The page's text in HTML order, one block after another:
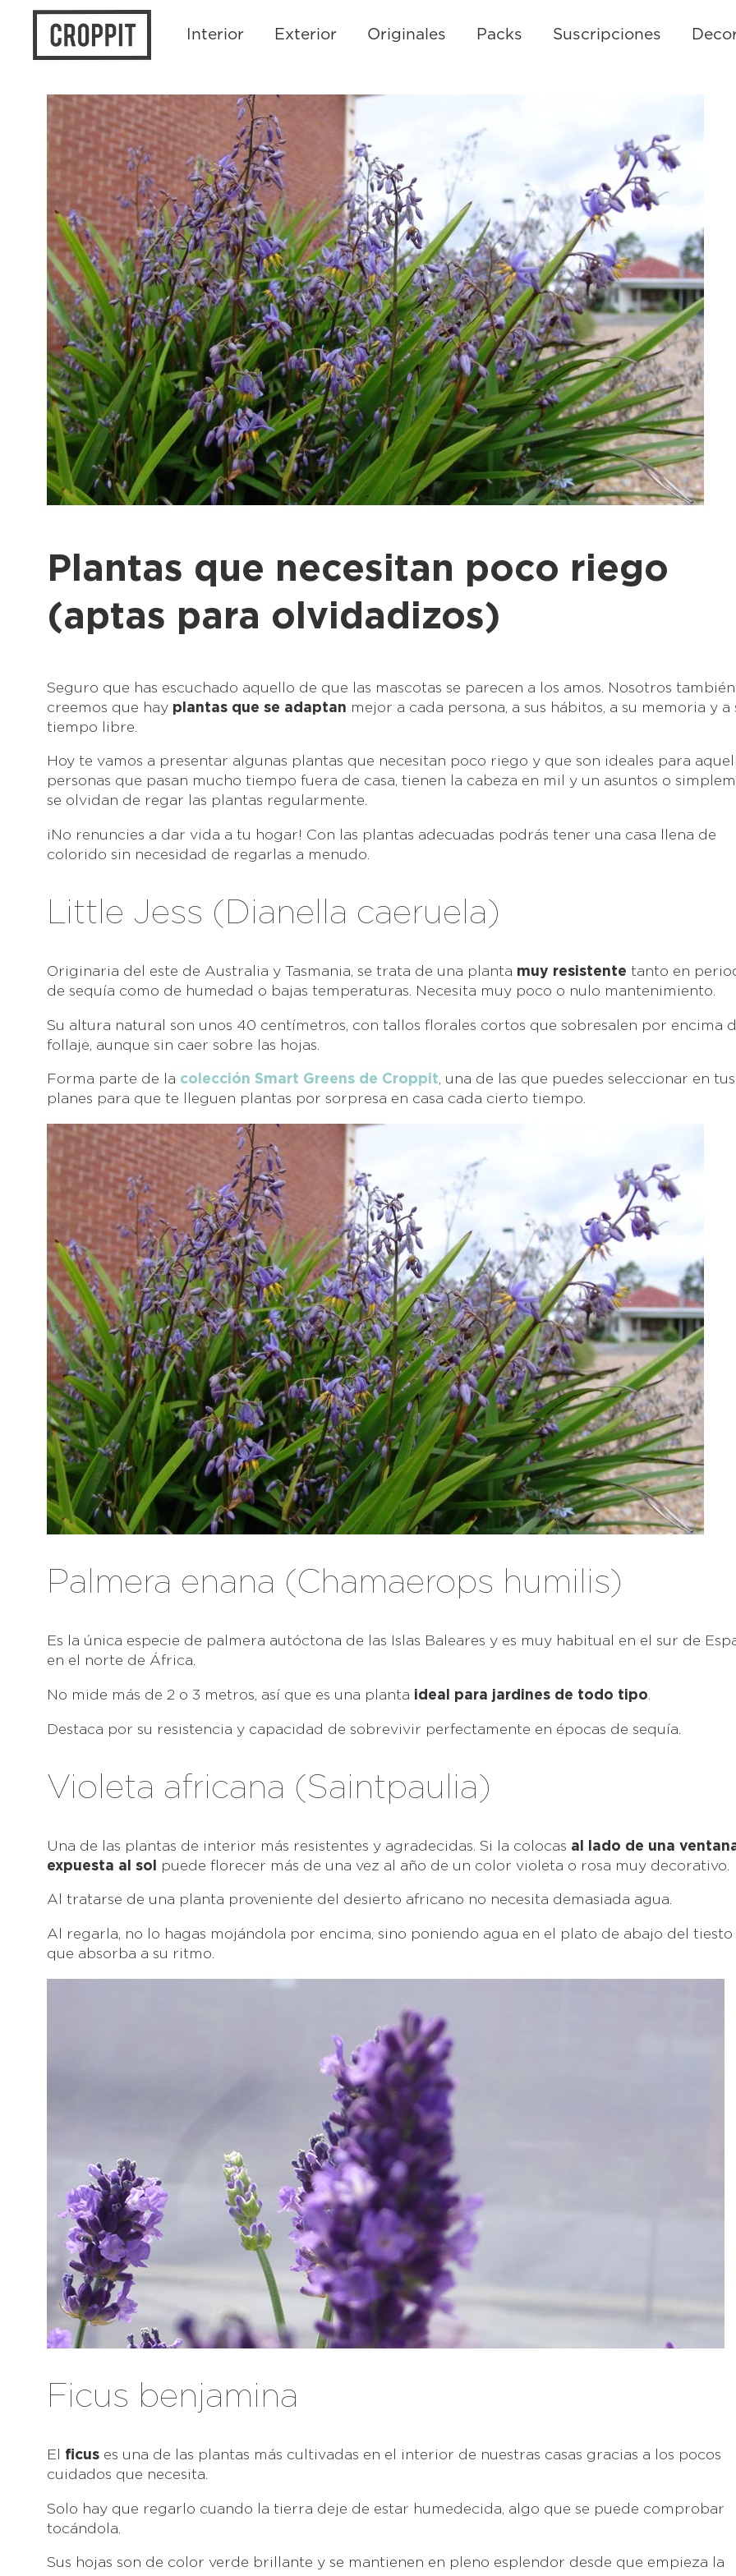
Interior Exterior Originales Packs Suscripciones
Plantas que necesitan poco riego
(aptas para olvidadizos)
Seguro que has escuchado aquello de que las mascotas se parecen a los amos. Nosotros también
creemos que hay plantas que se adaptan mejor a cada persona, a sus hábitos, a su memoria y a
tiempo libre.
Hoy te vamos a presentar algunas plantas que necesitan poco riego y que son ideales para
personas que pasan mucho tiempo fuera de casa, tienen la cabeza en mil y un asuntos o
se olvidan de regar las plantas regularmente.
¡No renuncies a dar vida a tu hogar! Con las plantas adecuadas podrás tener una casa llena de
colorido sin necesidad de regarlas a menudo.
Little Jess (Dianella caeruela)
Originaria del este de Australia y Tasmania, se trata de una planta muy resistente tanto en
de sequía como de humedad o bajas temperaturas. Necesita muy poco o nulo mantenimiento.
Su altura natural son unos 40 centímetros, con tallos florales cortos que sobresalen por encima
follaje, aunque sin caer sobre las hojas.
Forma parte de la colección Smart Greens de Croppit, una de las que puedes seleccionar en tus
planes para que te lleguen plantas por sorpresa en casa cada cierto tiempo.
Palmera enana (Chamaerops humilis)
Es la única especie de palmera autóctona de las Islas Baleares y es muy habitual en el sur de
en el norte de África.
No mide más de 2 o 3 metros, así que es una planta ideal para jardines de todo tipo.
Destaca por su resistencia y capacidad de sobrevivir perfectamente en épocas de sequía.
Violeta africana (Saintpaulia)
Una de las plantas de interior más resistentes y agradecidas. Si la colocas al lado de una
expuesta al sol
puede florecer más de una vez al año de un color violeta o rosa muy decorativo.
Al tratarse de una planta proveniente del desierto africano no necesita demasiada agua.
Al regarla, no lo hagas mojándola por encima, sino poniendo agua en el plato de abajo del tiesto
que absorba a su ritmo.
Ficus benjamina
El ficus es una de las plantas más cultivadas en el interior de nuestras casas gracias a los pocos
cuidados que necesita.
Solo hay que regarlo cuando la tierra deje de estar humedecida, algo que se puede comprobar
tocándola.
Sus hojas son de color verde brillante y se mantienen en pleno esplendor desde que empieza la